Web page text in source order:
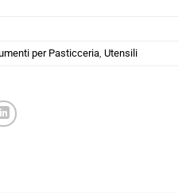
per Pasticceria, Utensili